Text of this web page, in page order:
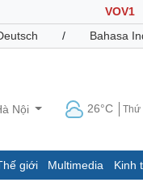
VOV1
/ Bahasa
Nội 26°C Thứ
giới Multimedia Kinh